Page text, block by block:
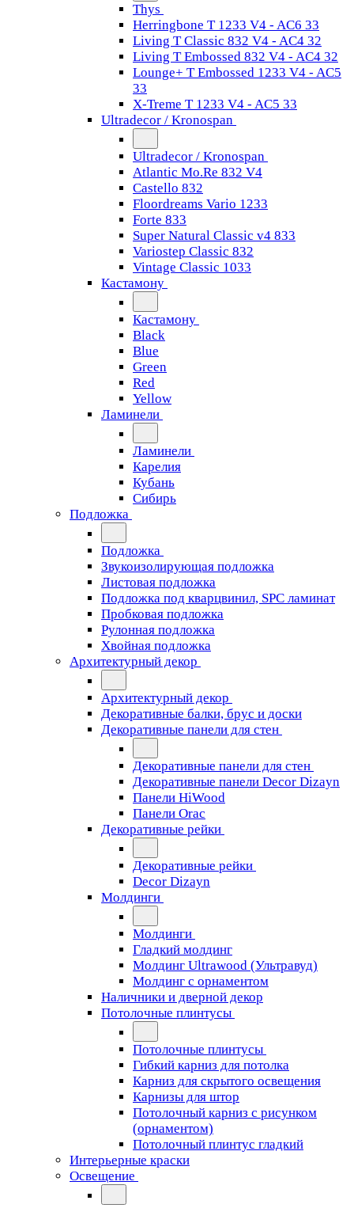
Thys
Herringbone T 1233 V4 - AC6 33
Living T Classic 832 V4 - AC4 32
Living T Embossed 832 V4 - AC4 32
Lounge+ T Embossed 1233 V4 - AC5
33
X-Treme T 1233 V4 - AC5 33
Ultradecor / Kronospan
Ultradecor / Kronospan
Atlantic Mo.Re 832 V4
Castello 832
Floordreams Vario 1233
Forte 833
Super Natural Classic v4 833
Variostep Classic 832
Vintage Classic 1033
Кастамону
Кастамону
Black
Blue
Green
Red
Yellow
Ламинели
Ламинели
Карелия
Кубань
Сибирь
Подложка
Подложка
Звукоизолирующая подложка
Листовая подложка
Подложка под кварцвинил, SPC ламинат
Пробковая подложка
Рулонная подложка
Хвойная подложка
Архитектурный декор
Архитектурный декор
Декоративные балки, брус и доски
Декоративные панели для стен
Декоративные панели для стен
Декоративные панели Decor Dizayn
Панели HiWood
Панели Orac
Декоративные рейки
Декоративные рейки
Decor Dizayn
Молдинги
Молдинги
Гладкий молдинг
Молдинг Ultrawood (Ультравуд)
Молдинг с орнаментом
Наличники и дверной декор
Потолочные плинтусы
Потолочные плинтусы
Гибкий карниз для потолка
Карниз для скрытого освещения
Карнизы для штор
Потолочный карниз с рисунком
(орнаментом)
Потолочный плинтус гладкий
Интерьерные краски
Освещение